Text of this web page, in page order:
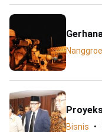
Nanggroe
Bisnis